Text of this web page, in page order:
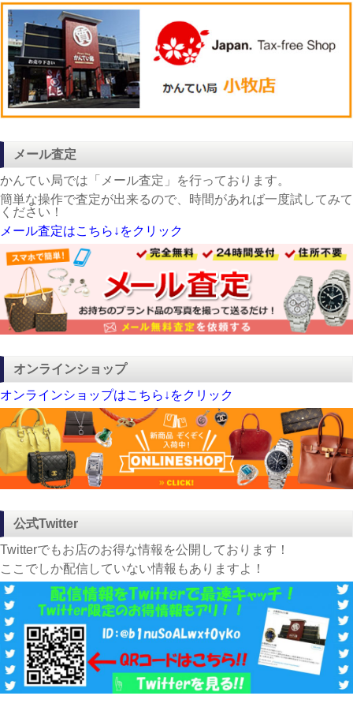
メール査定
かんてい局では「メール査定」を行っております。
簡単な操作で査定が出来るので、時間があれば一度試してみて
ください！
メール査定はこちら↓をクリック
オンラインショップ
オンラインショップはこちら↓をクリック
公式Twitter
Twitterでもお店のお得な情報を公開しております！
ここでしか配信していない情報もありますよ！